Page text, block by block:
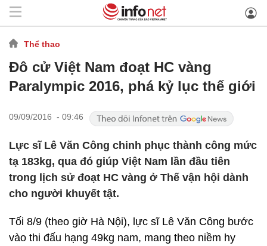
Thể thao
Đô cử Việt Nam đoạt HC vàng
Paralympic 2016, phá kỷ lục thế giới
09/09/2016 - 09:46
Lực sĩ Lê Văn Công chinh phục thành công mức
tạ 183kg, qua đó giúp Việt Nam lần đầu tiên
trong lịch sử đoạt HC vàng ở Thế vận hội dành
cho người khuyết tật.
Tối 8/9 (theo giờ Hà Nội), lực sĩ Lê Văn Công bước
vào thi đấu hạng 49kg nam, mang theo niềm hy